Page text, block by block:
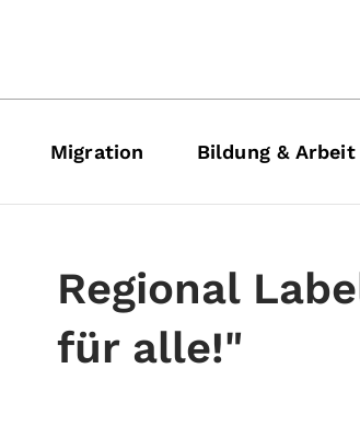
Migration Bildung & Arbeit
Regional
für alle!"